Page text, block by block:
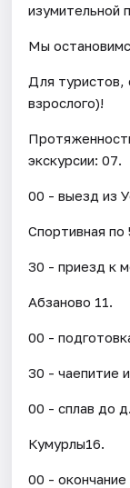
изумительной
Мы
Для туристов,
взрослого)!
экскурсии: 07.
00 - выезд из
Спортивная
30 - приезд к
Абзаново 11.
00 -
30 - чаепитие
00 - сплав до д.
Кумурлы16.
00 - окончание